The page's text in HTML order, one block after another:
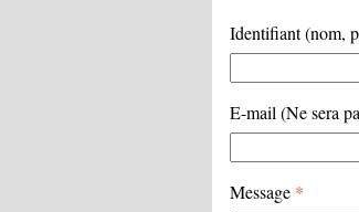
Identifiant (nom,
E-mail (Ne sera
Message *